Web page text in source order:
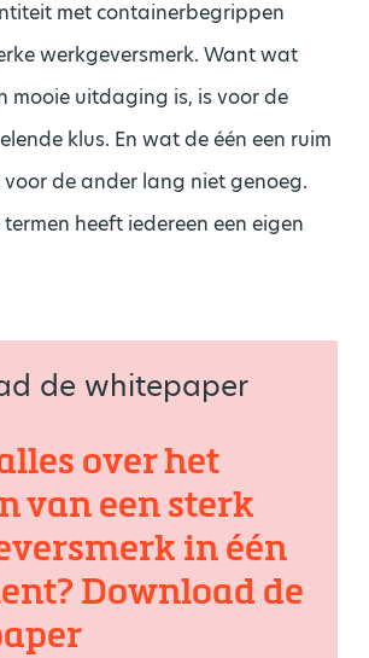
met containerbegrippen
werkgeversmerk. Want wat
mooie uitdaging is, is voor de
klus. En wat de één een ruim
de ander lang niet genoeg.
heeft iedereen een eigen
de whitepaper
over het
van een sterk
in één
Download de